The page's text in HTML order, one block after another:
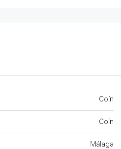
Coín
Coín
Málaga